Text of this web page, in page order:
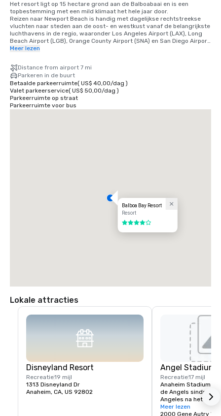
Het resort ligt op 15 hectare grond aan de Balboabaai en is een
topbestemming met een mild klimaat het hele jaar door.
Reizen naar Newport Beach is handig met dagelijkse rechtstreekse
vluchten naar steden aan de oost- en westkust vanaf de belangrijkste
luchthavens in de regio, waaronder Los Angeles Airport (LAX), Long
Beach Airport (LGB), Orange County Airport (SNA) en San Diego Airport
(SAN).
• Orange County Airport 11 mijl/15 minuten
• Long Beach Airport 14 mijl/30 minuten
• Luchthaven Los Angeles 50 mijl/60 minuten
• San Diego Airport 87 mijl/90 minuten
• Anaheim Convention Center 16 mijl/35 minuten
Meer lezen
Distance from airport 7 mi
Parkeren in de buurt
Betaalde parkeerruimte( US$ 40,00/dag )
Valet parkeerservice( US$ 50,00/dag )
Parkeerruimte op straat
Parkeerruimte voor bus
Balboa Bay Resort
Resort
4 van 5
Lokale attracties
Disneyland Resort
Recreatie19 mijl
1313 Disneyland Dr
Anaheim, CA, US 92802
Angel Stadium
Recreatie17 mijl
Anaheim Stadium
de Angels sinds hun
Angeles na het
werd geopend op 9
California Angels
Meer lezen
2000 Gene Autry